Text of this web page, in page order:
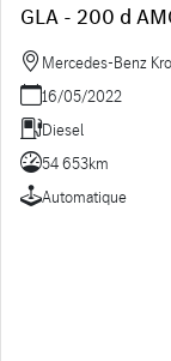
GLA - 200 d
Mercedes-Benz
16/05/2022
Diesel
54 653km
Automatique